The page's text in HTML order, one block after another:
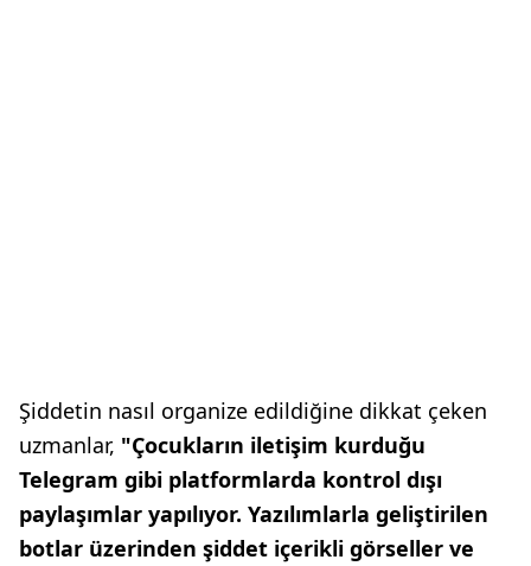
Şiddetin nasıl organize edildiğine dikkat çeken
uzmanlar, "Çocukların iletişim kurduğu
Telegram gibi platformlarda kontrol dışı
paylaşımlar yapılıyor. Yazılımlarla geliştirilen
botlar üzerinden şiddet içerikli görseller ve